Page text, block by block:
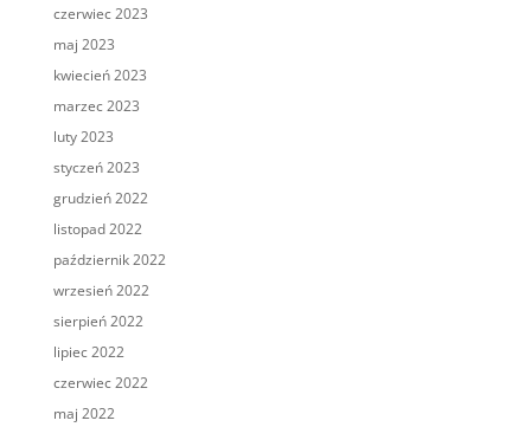
czerwiec 2023
maj 2023
kwiecień 2023
marzec 2023
luty 2023
styczeń 2023
grudzień 2022
listopad 2022
październik 2022
wrzesień 2022
sierpień 2022
lipiec 2022
czerwiec 2022
maj 2022